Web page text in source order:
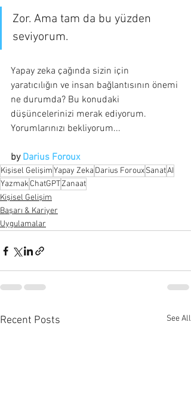
Zor. Ama tam da bu yüzden
seviyorum.
Yapay zeka çağında sizin için
yaratıcılığın ve insan bağlantısının önemi
ne durumda? Bu konudaki
düşüncelerinizi merak ediyorum.
Yorumlarınızı bekliyorum...
by Darius Foroux
Kişisel GelişimYapay Zeka Darius ForouxSanatAI
YazmakChatGPTZanaat
Kişisel Gelişim
Başarı & Kariyer
Uygulamalar
Recent Posts See All